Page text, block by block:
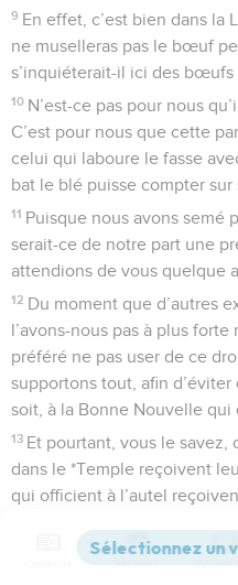
9 En effet, c’est bien dans la
ne muselleras pas le bœuf
s’inquiéterait-il ici des bœufs
10 N’est-ce pas pour nous
C’est pour nous que cette
celui qui laboure le fasse
bat le blé puisse compter sur
11 Puisque nous avons semé
serait-ce de notre part une
attendions de vous quelque
12 Du moment que d’autres
l’avons-nous pas à plus
préféré ne pas user de ce
supportons tout, afin
soit, à la Bonne Nouvelle qui
13 Et pourtant, vous le savez,
dans le *Temple reçoivent
qui officient à l’autel
De même, le Seigneur a
Versions